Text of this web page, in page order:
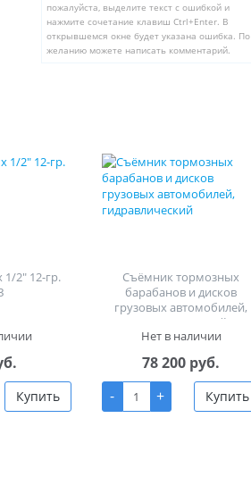
пожалуйста, выделите текст с ошибкой и
нажмите сочетание клавиш Ctrl+Enter. В
открывшемся окне будет указана ошибка. По
желанию можете написать комментарий.
1/2" 12-гр.
Купить
Съёмник тормозных
барабанов и дисков
грузовых автомобилей,
гидравлический
Нет в наличии
78 200 руб.
-
+ Купить